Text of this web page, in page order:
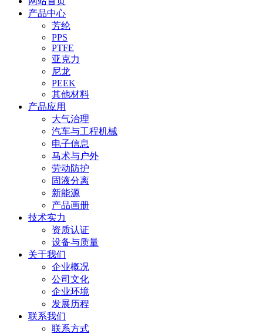
产品中心
芳纶
PPS
PTFE
亚克力
尼龙
PEEK
其他材料
产品应用
大气治理
汽车与工程机械
电子信息
马术与户外
劳动防护
固液分离
新能源
产品画册
技术实力
资质认证
设备与质量
关于我们
企业概况
公司文化
企业环境
发展历程
联系我们
联系方式